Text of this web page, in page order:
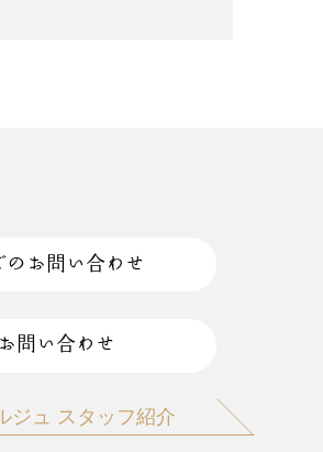
のお問い合わせ
問い合わせ
ジュ スタッフ紹介